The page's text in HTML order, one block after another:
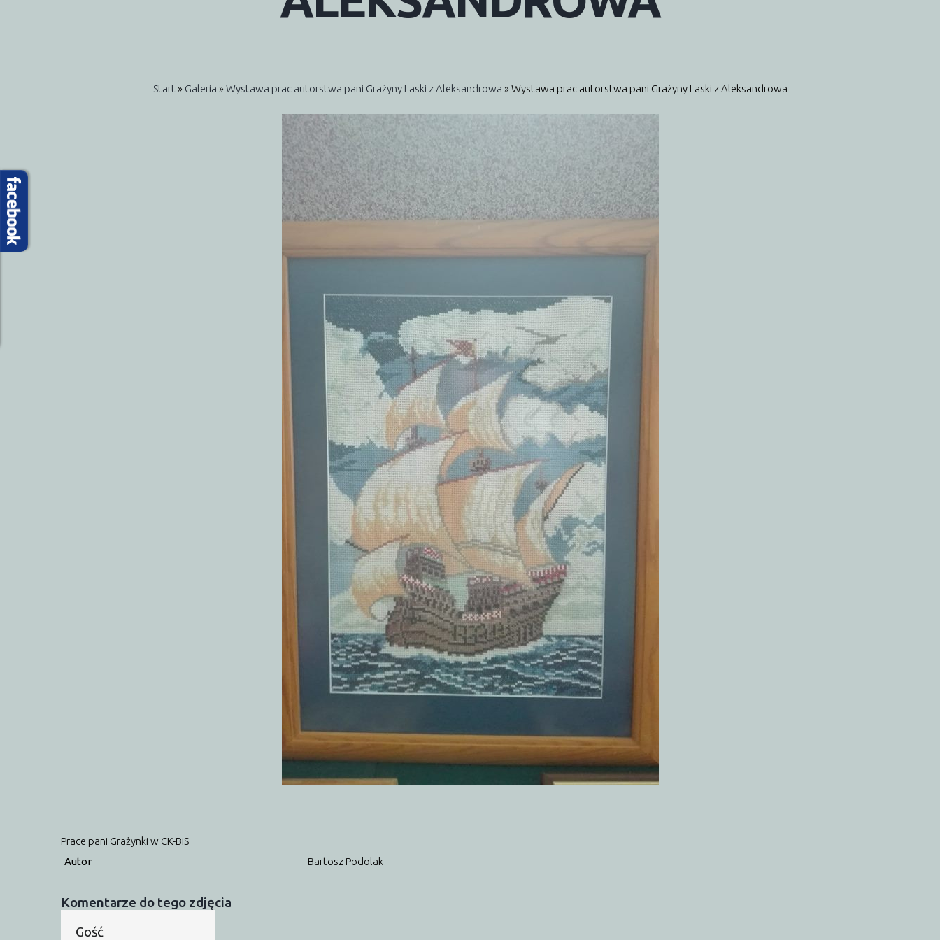
Start » Galeria » Wystawa prac autorstwa pani Grażyny Laski z Aleksandrowa » Wystawa prac autorstwa pani Grażyny Laski z Aleksandrowa
Prace pani Grażynki w CK-BiS
Autor
Bartosz Podolak
Komentarze do tego zdjęcia